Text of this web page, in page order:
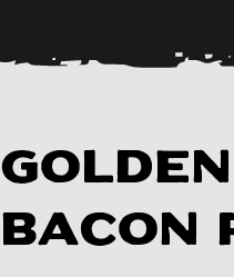
bacon